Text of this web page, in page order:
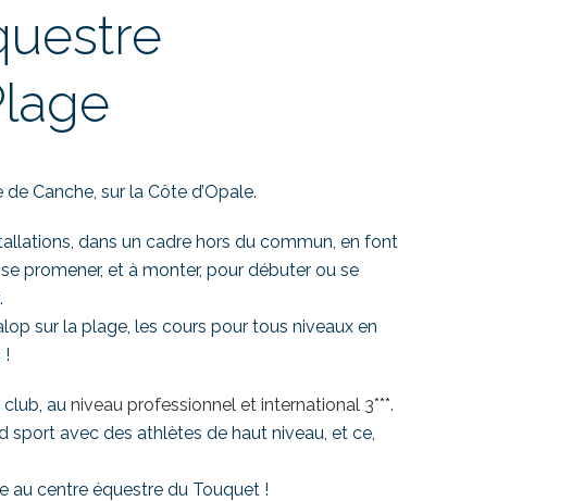
Canche, sur la Côte d’Opale.
dans un cadre hors du commun, en font
promener, et à monter, pour débuter ou se
sur la plage, les cours pour tous niveaux en
!
au niveau professionnel et international 3***.
avec des athlètes de haut niveau, et ce,
au centre équestre du Touquet !